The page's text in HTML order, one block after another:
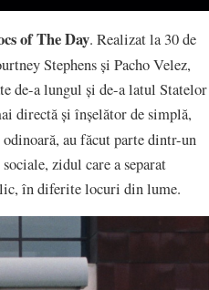
of The Day. Realizat la 30 de
Stephens și Pacho Velez,
de-a lungul și de-a latul Statelor
directă și înșelător de simplă,
au făcut parte dintr-un
zidul care a separat
în diferite locuri din lume.